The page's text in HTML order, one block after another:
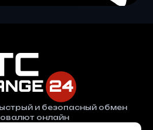
и безопасный обмен
онлайн